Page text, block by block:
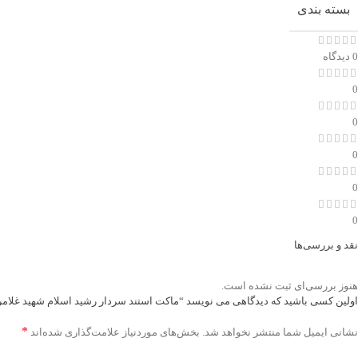
بسته بندی
0 دیدگاه
0
0
0
0
0
نقد و بررسی‌ها
هنوز بررسی‌ای ثبت نشده است.
اولین کسی باشید که دیدگاهی می نویسد “ماکت استند سردار رشید اسلام شهید
نشانی ایمیل شما منتشر نخواهد شد. بخش‌های موردنیاز علامت‌گذاری شده‌اند *